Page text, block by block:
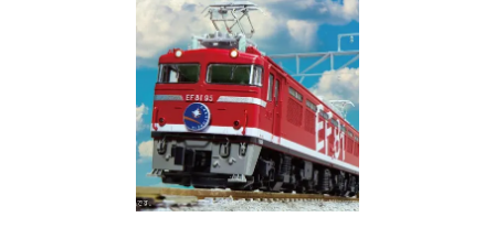
マイクロエース
Bトレインショーティー